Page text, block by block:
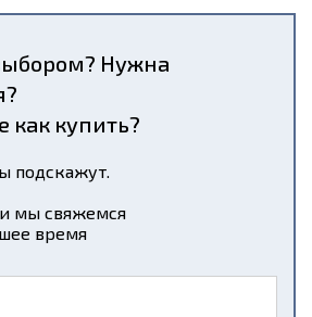
Нужна
как купить?
подскажут.
и мы свяжемся
время